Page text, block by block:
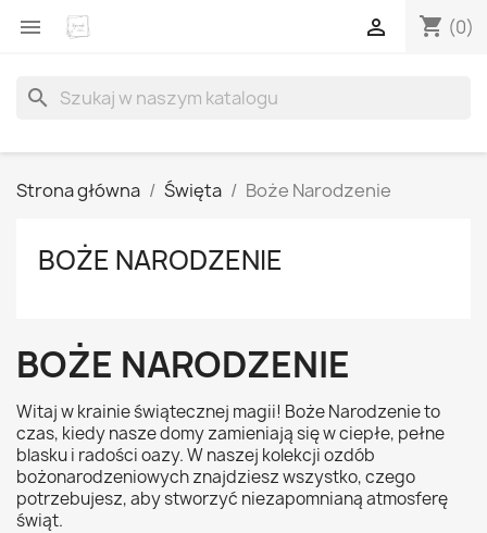
 shopping_cart (0)

search
Strona główna Święta Boże Narodzenie
BOŻE NARODZENIE
BOŻE NARODZENIE
Witaj w krainie świątecznej magii! Boże Narodzenie to
czas, kiedy nasze domy zamieniają się w ciepłe, pełne
blasku i radości oazy. W naszej kolekcji ozdób
bożonarodzeniowych znajdziesz wszystko, czego
potrzebujesz, aby stworzyć niezapomnianą atmosferę
świąt.